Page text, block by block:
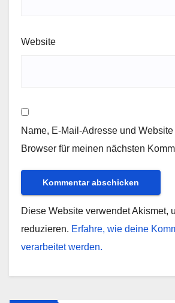
Website
Name, E-Mail-Adresse und
Browser für meinen nächsten
Diese Website verwendet Akismet,
reduzieren. Erfahre, wie deine
verarbeitet werden.